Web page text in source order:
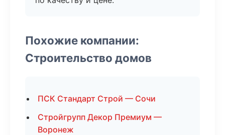
Похожие компании:
Строительство домов
ПСК Стандарт Строй — Сочи
Стройгрупп Декор Премиум —
Воронеж